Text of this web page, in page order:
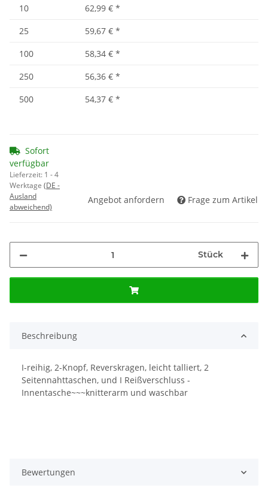
10 62,99 € *
25
59,67 € *
100
58,34 € *
250
56,36 € *
500
54,37 € *
Sofort
verfügbar
Lieferzeit: 1 - 4
Werktage (DE -
Ausland
abweichend)
Angebot anfordern Frage zum Artikel
Stück
Beschreibung
I-reihig, 2-Knopf, Reverskragen, leicht talliert, 2
Seitennahttaschen, und I Reißverschluss -
Innentasche~~~knitterarm und waschbar
Bewertungen